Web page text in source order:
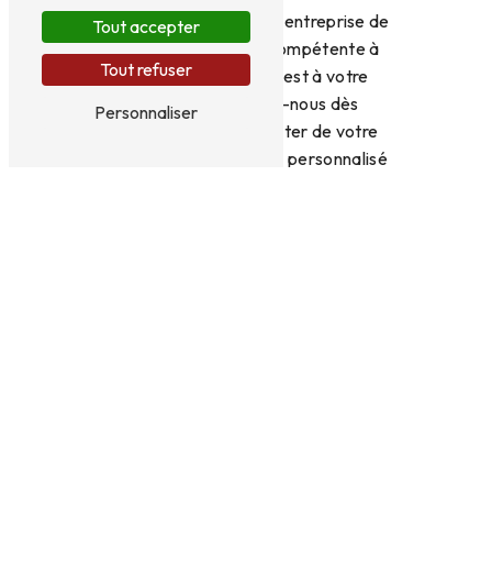
Si vous recherchez une entreprise de
charpente fiable et compétente à
Chignin, BRYDNIAK est à votre
écoute. Contactez-nous dès
aujourd'hui pour discuter de votre
projet, obtenir un devis personnalisé
Tout accepter
Tout refuser
Personnaliser